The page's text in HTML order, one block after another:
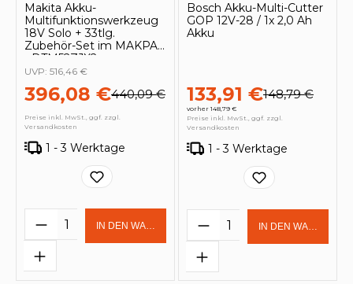
Makita Akku-
Multifunktionswerkzeug
18V Solo + 33tlg.
Zubehör-Set im MAKPAC
- DTM52ZJX2
396,08 €440,09 €
UVP: 516,46 €
Preise inkl. MwSt., ggf. zzgl.
Versandkosten
1 - 3 Werktage
Produkt Anzahl: Gib den
IN DEN WARENKORB
Bosch Akku-Multi-Cutter
GOP 12V-28 / 1x 2,0 Ah
Akku
133,91 €148,79 €
vorher 148,79 €
Preise inkl. MwSt., ggf. zzgl.
Versandkosten
1 - 3 Werktage
Produkt Anzahl:
IN DEN